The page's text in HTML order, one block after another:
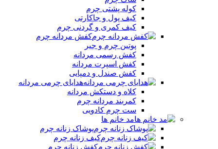
کوله پشتی چرم
کیف پول و جاکارتی
کیف کمری و گردنی چرم
کفش مردانه چرم
پوتین چرم و جیر
کفش رسمی مردانه
کفش اسپرت مردانه
کفش صندل و دمپایی
هدایای چرمی مردانه
کلاه و دستکش مردانه
کمربند مردانه چرم
ست چرم کادویی
مد خانم ها
پوشاک زنانه چرم
کیف زنانه چرم
کفش زنانه چرم